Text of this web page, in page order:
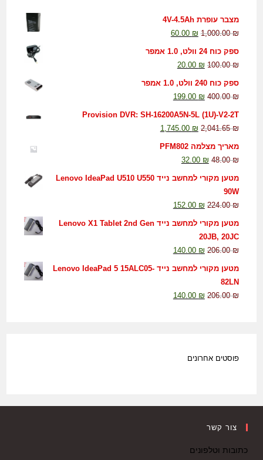
מצבר עופרת 4V-4.5Ah
1,000.00₪
60.00 ₪
ספק כוח 24 וולט, 1.0 אמפר
100.00₪
20.00 ₪
ספק כוח 240 וולט, 1.0 אמפר
400.00₪
199.00 ₪
Provision DVR: SH-16200A5N-5L (1U)-V2-2T
2,041.65₪
1,745.00 ₪
מאריך מצלמה PFM802
48.00₪
32.00 ₪
מטען מקורי למחשב נייד Lenovo IdeaPad U510 U550
90W
224.00₪
152.00 ₪
מטען מקורי למחשב נייד Lenovo X1 Tablet 2nd Gen
20JB, 20JC
206.00₪
140.00 ₪
מטען מקורי למחשב נייד Lenovo IdeaPad 5 15ALC05-
82LN
206.00₪
140.00 ₪
פוסטים אחרונים
צור קשר
כתובות וטלפונים